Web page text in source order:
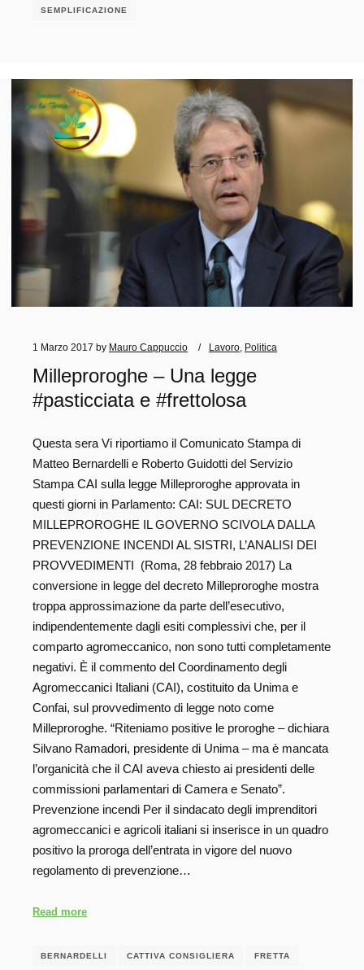
SEMPLIFICAZIONE
1 Marzo 2017 by Mauro Cappuccio Lavoro Politica
Milleproroghe – Una legge
#pasticciata e #frettolosa
Questa sera Vi riportiamo il Comunicato Stampa di
Matteo Bernardelli e Roberto Guidotti del Servizio
Stampa CAI sulla legge Milleproroghe approvata in
questi giorni in Parlamento: CAI: SUL DECRETO
MILLEPROROGHE IL GOVERNO SCIVOLA DALLA
PREVENZIONE INCENDI AL SISTRI, L’ANALISI DEI
PROVVEDIMENTI (Roma, 28 febbraio 2017) La
conversione in legge del decreto Milleproroghe mostra
troppa approssimazione da parte dell’esecutivo,
indipendentemente dagli esiti complessivi che, per il
comparto agromeccanico, non sono tutti completamente
negativi. È il commento del Coordinamento degli
Agromeccanici Italiani (CAI), costituito da Unima e
Confai, sul provvedimento di legge noto come
Milleproroghe. “Riteniamo positive le proroghe – dichiara
Silvano Ramadori, presidente di Unima – ma è mancata
l’organicità che il CAI aveva chiesto ai presidenti delle
commissioni parlamentari di Camera e Senato”.
Prevenzione incendi Per il sindacato degli imprenditori
agromeccanici e agricoli italiani si inserisce in un quadro
positivo la proroga dell’entrata in vigore del nuovo
regolamento di prevenzione…
Read more
BERNARDELLI CATTIVA CONSIGLIERA FRETTA